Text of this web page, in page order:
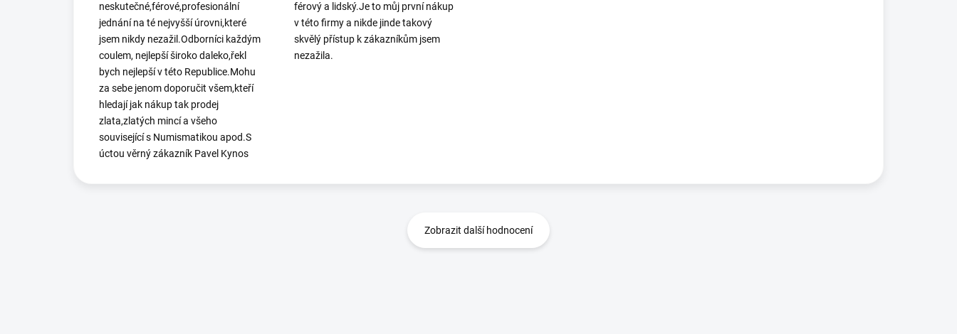
neskutečné,férové,profesionální
jednání na té nejvyšší úrovni,které
jsem nikdy nezažil.Odborníci každým
coulem, nejlepší široko daleko,řekl
bych nejlepší v této Republice.Mohu
za sebe jenom doporučit všem,kteří
hledají jak nákup tak prodej
zlata,zlatých mincí a všeho
související s Numismatikou apod.S
úctou věrný zákazník Pavel Kynos
férový a lidský.Je to můj první nákup
v této firmy a nikde jinde takový
skvělý přístup k zákazníkům jsem
nezažila.
Zobrazit další hodnocení